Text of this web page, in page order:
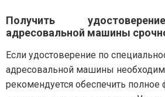
Получить
адресовальной машины
Если удостоверение по
адресовальной машины
рекомендуется обеспечить полное